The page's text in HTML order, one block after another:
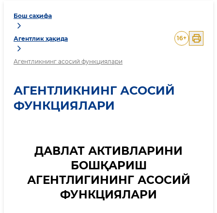
Бош саҳифа
Агентлик ҳақида
Агентликнинг асосий функциялари
16+
АГЕНТЛИКНИНГ АСОСИЙ
ФУНКЦИЯЛАРИ
ДАВЛАТ АКТИВЛАРИНИ
БОШҚАРИШ
АГЕНТЛИГИНИНГ АСОСИЙ
ФУНКЦИЯЛАРИ